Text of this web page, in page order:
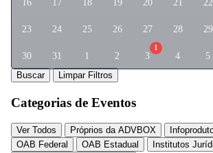
16 17 18 19 20 21 22
23 24 25 26 27 28 29
30 31 1 2 3
1
4
5
Buscar
Limpar Filtros
Categorias de Eventos
Ver Todos Próprios da ADVBOX
OAB Federal
OAB Estadual
Institutos